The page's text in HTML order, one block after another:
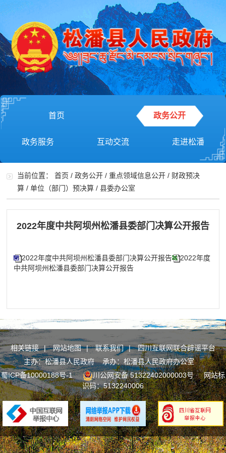
首页 政务公开
政务服务 互动交流 走进松潘
当前位置：首页 /政务公开 /重点领域信息公开 / 财政预决
算 /单位（部门）预决算 /县委办公室
2022年度中共阿坝州松潘县委部门决算公开报告
2022年度中共阿坝州松潘县委部门决算公开报告
2022年度
中共阿坝州松潘县委部门决算公开报告
相关链接 | 网站地图 | 联系我们 |
四川互联网联合辟谣平台
主办：松潘县人民政府 承办：松潘县人民政府办公室
蜀ICP备10000188号-1
川公网安备 51322402000003号网站标
识码：5132240006